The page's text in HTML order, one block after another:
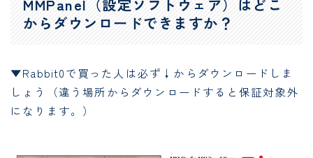
MMPanel（設定ソフトウェア）はどこ
からダウンロードできますか？
▼Rabbit0で買った人は必ず↓からダウンロードしま
しょう（違う場所からダウンロードすると保証対象外
になります。）